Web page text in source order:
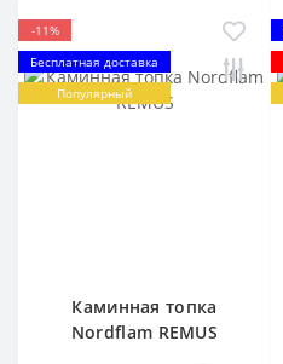
-11%
Бесплатная доставка
Популярный
Каминная топка
Nordflam REMUS